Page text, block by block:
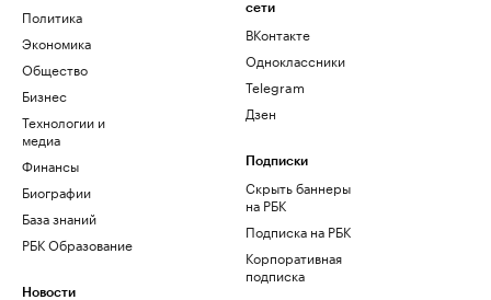
Политика
Экономика
Общество
Бизнес
Технологии и
медиа
Финансы
Биографии
База знаний
РБК Образование
Новости
сети
ВКонтакте
Одноклассники
Telegram
Дзен
Подписки
Скрыть баннеры
на РБК
Подписка на РБК
Корпоративная
подписка